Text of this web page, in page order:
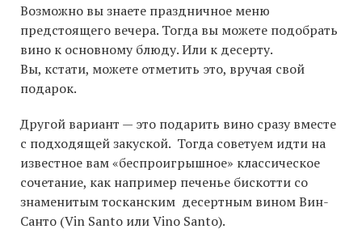
Возможно вы знаете праздничное меню
предстоящего вечера. Тогда вы можете подобрать
вино к основному блюду. Или к десерту.
Вы, кстати, можете отметить это, вручая свой
подарок.
Другой вариант — это подарить вино сразу вместе
с подходящей закуской. Тогда советуем идти на
известное вам «беспроигрышное» классическое
сочетание, как например печенье бискотти со
знаменитым тосканским десертным вином Вин-
Санто (Vin Santo или Vino Santo).